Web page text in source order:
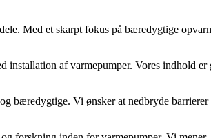
Med et skarpt fokus på bæredygtige
af varmepumper. Vores indhold er
bæredygtige. Vi ønsker at nedbryde